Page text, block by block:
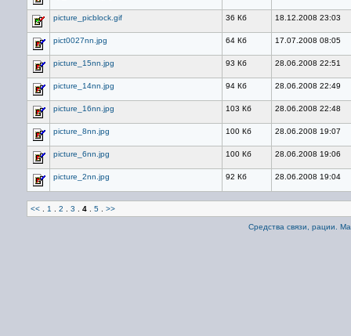
picture_picblock.gif 36 Кб 18.12.2008 23:03
pict0027nn.jpg 64 Кб 17.07.2008 08:05
picture_15nn.jpg 93 Кб 28.06.2008 22:51
picture_14nn.jpg 94 Кб 28.06.2008 22:49
picture_16nn.jpg 103 Кб 28.06.2008 22:48
picture_8nn.jpg 100 Кб 28.06.2008 19:07
picture_6nn.jpg 100 Кб 28.06.2008 19:06
picture_2nn.jpg 92 Кб 28.06.2008 19:04
<< 1 2 3 4 5 >>
Средства связи, рации.